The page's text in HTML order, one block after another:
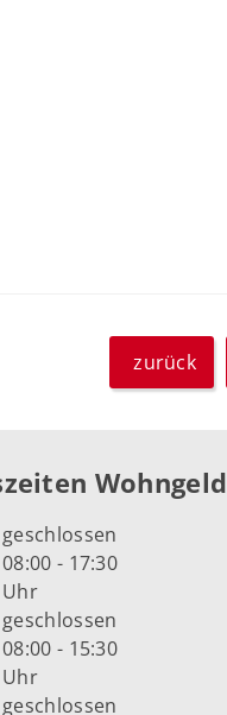
zurück
Wohngeld
geschlossen
08:00 - 17:30
Uhr
geschlossen
08:00 - 15:30
Uhr
geschlossen